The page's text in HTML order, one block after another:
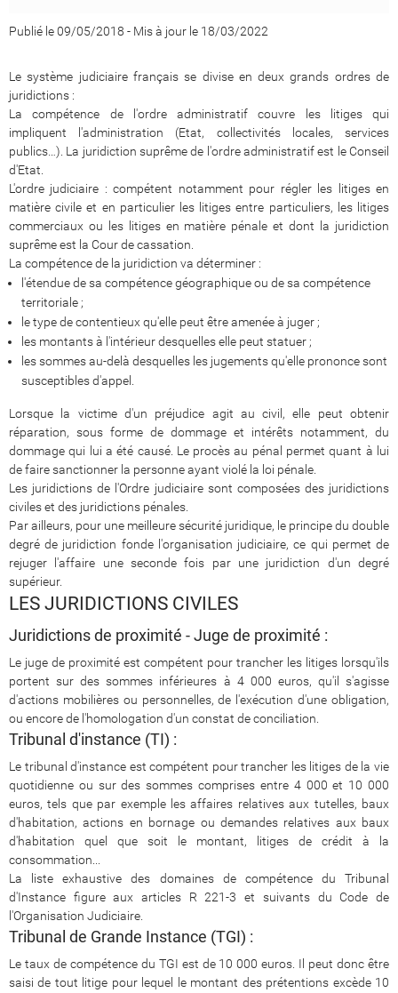
Publié le 09/05/2018 - Mis à jour le 18/03/2022
Le système judiciaire français se divise en deux grands ordres de
juridictions :
La compétence de l'ordre administratif couvre les litiges qui
impliquent l'administration (Etat, collectivités locales, services
publics…). La juridiction suprême de l'ordre administratif est le Conseil
d'Etat.
L'ordre judiciaire : compétent notamment pour régler les litiges en
matière civile et en particulier les litiges entre particuliers, les litiges
commerciaux ou les litiges en matière pénale et dont la juridiction
suprême est la Cour de cassation.
La compétence de la juridiction va déterminer :
l'étendue de sa compétence géographique ou de sa compétence
territoriale ;
le type de contentieux qu'elle peut être amenée à juger ;
les montants à l'intérieur desquelles elle peut statuer ;
les sommes au-delà desquelles les jugements qu'elle prononce sont
susceptibles d'appel.
Lorsque la victime d'un préjudice agit au civil, elle peut obtenir
réparation, sous forme de dommage et intérêts notamment, du
dommage qui lui a été causé. Le procès au pénal permet quant à lui
de faire sanctionner la personne ayant violé la loi pénale.
Les juridictions de l'Ordre judiciaire sont composées des juridictions
civiles et des juridictions pénales.
Par ailleurs, pour une meilleure sécurité juridique, le principe du double
degré de juridiction fonde l'organisation judiciaire, ce qui permet de
rejuger l'affaire une seconde fois par une juridiction d'un degré
supérieur.
LES JURIDICTIONS CIVILES
Juridictions de proximité - Juge de proximité :
Le juge de proximité est compétent pour trancher les litiges lorsqu'ils
portent sur des sommes inférieures à 4 000 euros, qu'il s'agisse
d'actions mobilières ou personnelles, de l'exécution d'une obligation,
ou encore de l'homologation d'un constat de conciliation.
Tribunal d'instance (TI) :
Le tribunal d'instance est compétent pour trancher les litiges de la vie
quotidienne ou sur des sommes comprises entre 4 000 et 10 000
euros, tels que par exemple les affaires relatives aux tutelles, baux
d'habitation, actions en bornage ou demandes relatives aux baux
d'habitation quel que soit le montant, litiges de crédit à la
consommation...
La liste exhaustive des domaines de compétence du Tribunal
d'Instance figure aux articles R 221-3 et suivants du Code de
l'Organisation Judiciaire.
Tribunal de Grande Instance (TGI) :
Le taux de compétence du TGI est de 10 000 euros. Il peut donc être
saisi de tout litige pour lequel le montant des prétentions excède 10